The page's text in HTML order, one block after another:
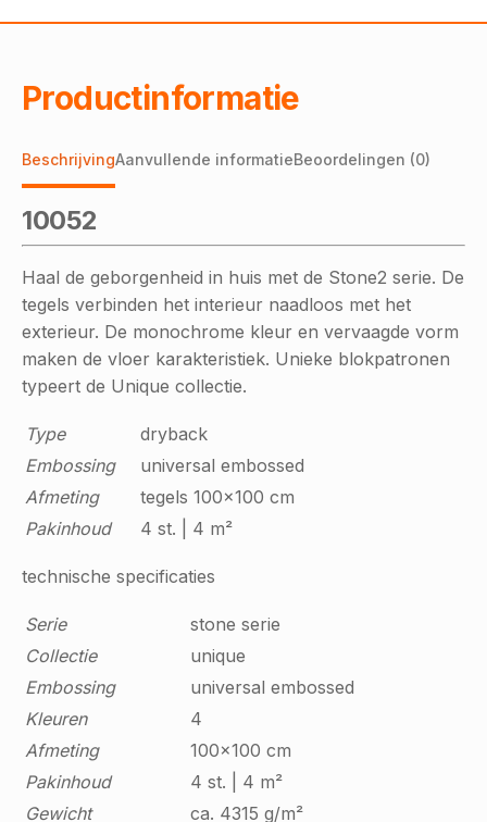
Productinformatie
BeschrijvingAanvullende informatieBeoordelingen (0)
10052
Haal de geborgenheid in huis met de Stone2 serie. De
tegels verbinden het interieur naadloos met het
exterieur. De monochrome kleur en vervaagde vorm
maken de vloer karakteristiek. Unieke blokpatronen
typeert de Unique collectie.
Type
dryback
Embossing
universal embossed
Afmeting
tegels 100x100 cm
Pakinhoud
4 st. | 4 m²
technische specificaties
Serie
stone serie
Collectie
unique
Embossing
universal embossed
Kleuren
4
Afmeting
100x100 cm
Pakinhoud
4 st. | 4 m²
Gewicht
ca. 4315 g/m²